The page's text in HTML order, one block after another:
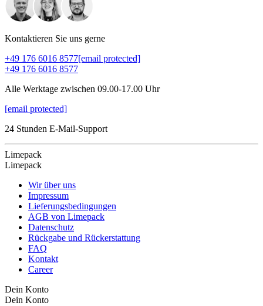
Kontaktieren Sie uns gerne
+49 176 6016 8577[email protected]
+49 176 6016 8577
Alle Werktage zwischen 09.00-17.00 Uhr
[email protected]
24 Stunden E-Mail-Support
Limepack
Limepack
Wir über uns
Impressum
Lieferungsbedingungen
AGB von Limepack
Datenschutz
Rückgabe und Rückerstattung
FAQ
Kontakt
Career
Dein Konto
Dein Konto